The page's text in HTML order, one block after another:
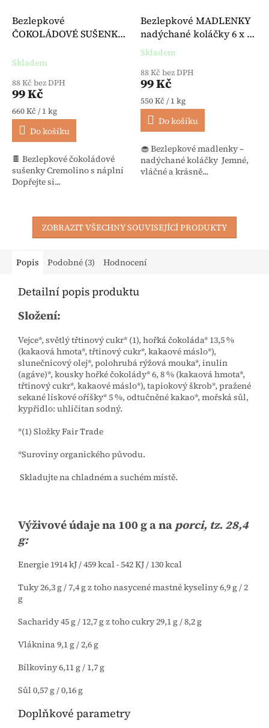
Bezlepkové
ČOKOLÁDOVÉ SUŠENKY
Hammermühle
Skladem
88 Kč bez DPH
99 Kč
Měrná cena:
660 Kč / 1 kg
Do košíku
🍫 Bezlepkové čokoládové
sušenky Cremolino s náplní
Dopřejte si...
Bezlepkové MADLENKY
nadýchané koláčky 6 x 30
g - Hammermühle
Průměrné hodnocení produktu
Skladem
88 Kč bez DPH
99 Kč
Měrná cena:
550 Kč / 1 kg
Do košíku
🧁 Bezlepkové madlenky –
nadýchané koláčky Jemné,
vláčné a krásně...
ZOBRAZIT VŠECHNY SOUVISEJÍCÍ PRODUKTY
Popis Podobné (3) Hodnocení
Detailní popis produktu
Složení:
Vejce*, světlý třtinový cukr* (1), hořká čokoláda* 13,5 %
(kakaová hmota*, třtinový cukr*, kakaové máslo*),
slunečnicový olej*, polohrubá rýžová mouka*, inulin
(agáve)*, kousky hořké čokolády* 6, 8 % (kakaová hmota*,
třtinový cukr*, kakaové máslo*), tapiokový škrob*, pražené
sekané lískové oříšky* 5 %, odtučněné kakao*, mořská sůl,
kypřidlo: uhličitan sodný.
*(1) Složky Fair Trade
*Suroviny organického původu.
Skladujte na chladném a suchém místě.
Výživové údaje na 100 g a na porci, tz. 28,4
g:
Energie 1914 kJ / 459 kcal - 542 KJ / 130 kcal
Tuky 26,3 g / 7,4 g z toho nasycené mastné kyseliny 6,9 g / 2
g
Sacharidy 45 g / 12,7 g z toho cukry 29,1 g / 8,2 g
Vláknina 9,1 g / 2,6 g
Bílkoviny 6,11 g / 1,7 g
Sůl 0,57 g / 0,16 g
Doplňkové parametry